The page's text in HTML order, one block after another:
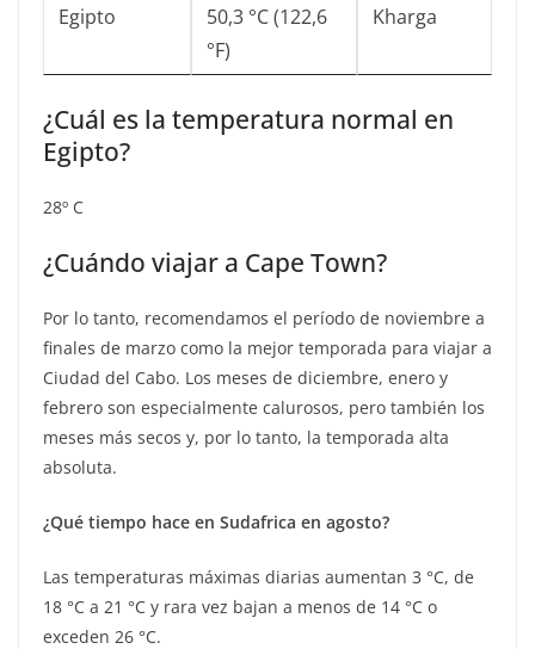
Egipto
50,3 °C (122,6
°F)
Kharga
¿Cuál es la temperatura normal en
Egipto?
28º C
¿Cuándo viajar a Cape Town?
Por lo tanto, recomendamos el período de noviembre a
finales de marzo como la mejor temporada para viajar a
Ciudad del Cabo. Los meses de diciembre, enero y
febrero son especialmente calurosos, pero también los
meses más secos y, por lo tanto, la temporada alta
absoluta.
¿Qué tiempo hace en Sudafrica en agosto?
Las temperaturas máximas diarias aumentan 3 °C, de
18 °C a 21 °C y rara vez bajan a menos de 14 °C o
exceden 26 °C.